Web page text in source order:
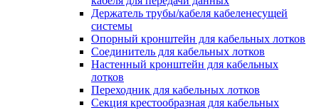
Держатель трубы/кабеля кабеленесущей
системы
Опорный кронштейн для кабельных лотков
Соединитель для кабельных лотков
Настенный кронштейн для кабельных
лотков
Переходник для кабельных лотков
Секция крестообразная для кабельных